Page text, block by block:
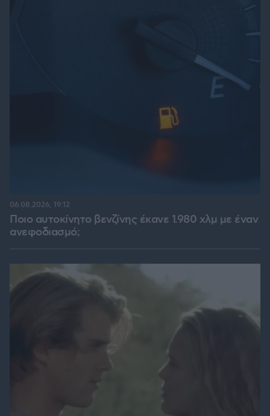
Ποιο αυτοκίνητο βενζίνης έκανε 1.980 χλμ με έναν
ανεφοδιασμό;
06.08.2026, 19:12